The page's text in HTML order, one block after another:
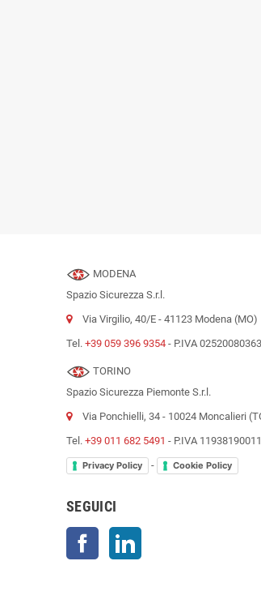
MODENA
Spazio Sicurezza S.r.l.
Via Virgilio, 40/E - 41123 Modena (MO)
Tel. +39 059 396 9354 - P.IVA 02520080363
TORINO
Spazio Sicurezza Piemonte S.r.l.
Via Ponchielli, 34 - 10024 Moncalieri
Tel. +39 011 682 5491 - P.IVA 11938190011
Privacy Policy - Cookie Policy
SEGUICI
Facebook